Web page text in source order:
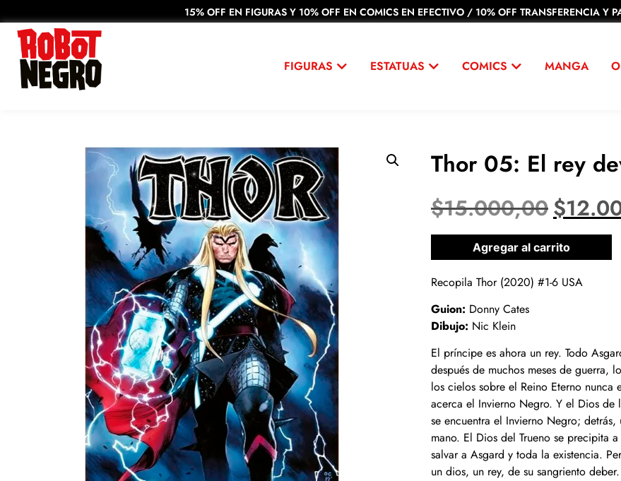
15% OFF EN FIGURAS Y 10% OFF EN COMICS EN EFECTIVO / 10% OFF TRANSFERENCIA Y
FIGURAS ESTATUAS COMICS MANGA
Thor 05: El rey
$15.000,00$
1 disponibles
Agregar al carrito
Recopila Thor (2020) #1-6 USA
Guion: Donny Cates
Dibujo: Nic Klein
El príncipe es ahora un rey. Todo
después de muchos meses de guerra,
los cielos sobre el Reino Eterno nunca
acerca el Invierno Negro. Y el Dios de
se encuentra el Invierno Negro;
mano. El Dios del Trueno se precipita
salvar a Asgard y toda la existencia.
un dios, un rey, de su sangriento deber.